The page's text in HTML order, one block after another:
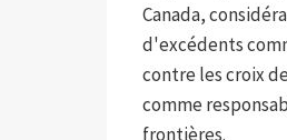
Canada,
d'excédents
contre les croix
comme
frontières.